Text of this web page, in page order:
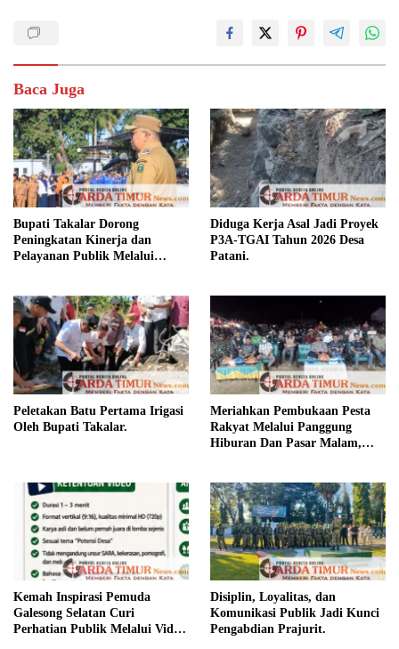
Baca Juga
Bupati Takalar Dorong
Peningkatan Kinerja dan
Pelayanan Publik Melalui
Diduga Kerja Asal Jadi Proyek
P3A-TGAI Tahun 2026 Desa
Patani.
Peletakan Batu Pertama Irigasi
Oleh Bupati Takalar.
Meriahkan Pembukaan Pesta
Rakyat Melalui Panggung
Hiburan Dan Pasar Malam,
Kemah Inspirasi Pemuda
Galesong Selatan Curi
Perhatian Publik Melalui Video
Disiplin, Loyalitas, dan
Komunikasi Publik Jadi Kunci
Pengabdian Prajurit.